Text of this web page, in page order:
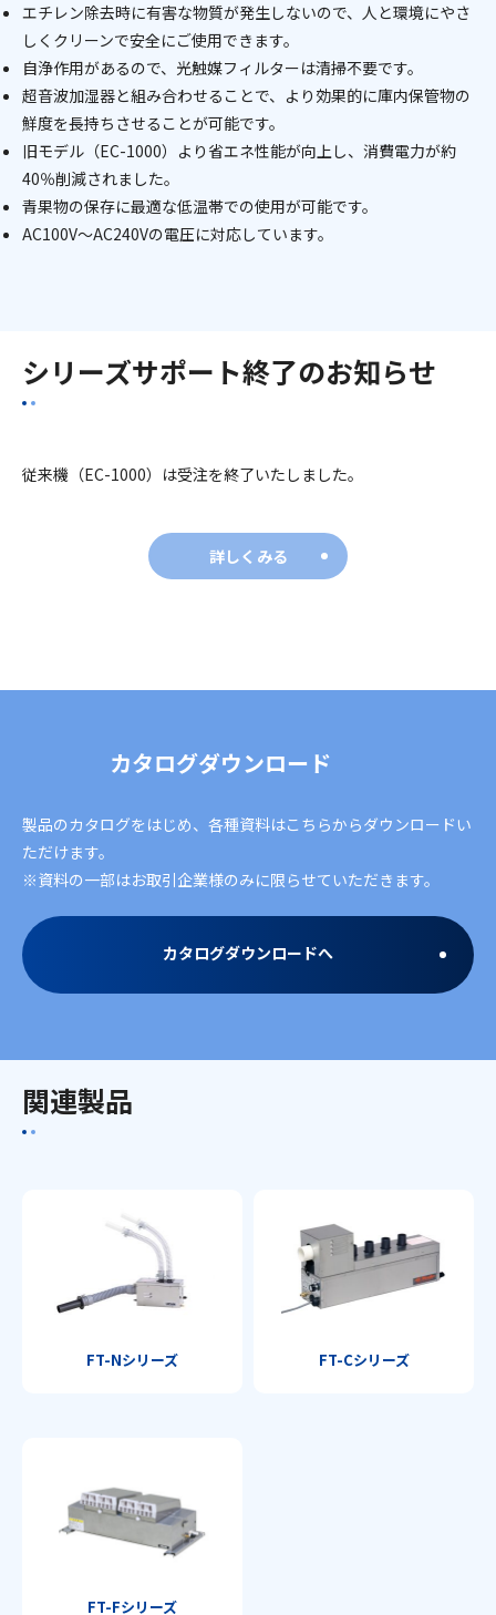
エチレン除去時に有害な物質が発生しないので、人と環境にやさ
しくクリーンで安全にご使用できます。
自浄作用があるので、光触媒フィルターは清掃不要です。
超音波加湿器と組み合わせることで、より効果的に庫内保管物の
鮮度を長持ちさせることが可能です。
旧モデル（EC-1000）より省エネ性能が向上し、消費電力が約
40％削減されました。
青果物の保存に最適な低温帯での使用が可能です。
AC100V～AC240Vの電圧に対応しています。
シリーズサポート終了のお知らせ
従来機（EC-1000）は受注を終了いたしました。
詳しくみる
カタログダウンロード
製品のカタログをはじめ、各種資料はこちらからダウンロードい
ただけます。
※資料の一部はお取引企業様のみに限らせていただきます。
カタログダウンロードへ
関連製品
FT-Nシリーズ FT-Cシリーズ
FT-Fシリーズ